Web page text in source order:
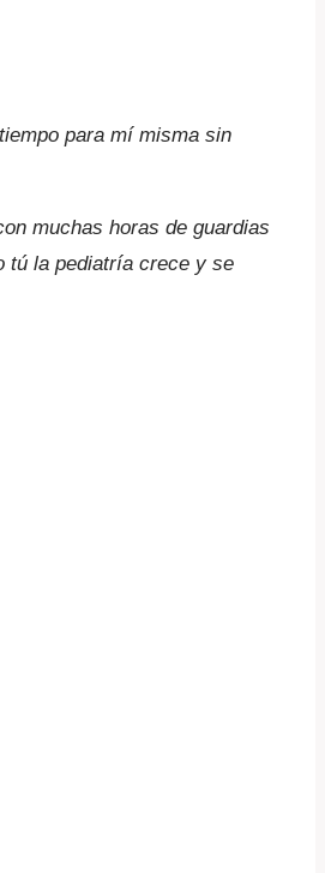
para mí misma sin
muchas horas de guardias
tú la pediatría crece y se